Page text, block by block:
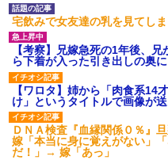
宅飲みで女友達の乳を見てしま
【考察】兄嫁急死の1年後、
ら下着が入った引き出しの奥
【ワロタ】姉から「肉食系14
け」というタイトルで画像が
ＤＮＡ検査『血縁関係０％』
嫁「本当に身に覚えがない」
だ！」→ 嫁「あっ」